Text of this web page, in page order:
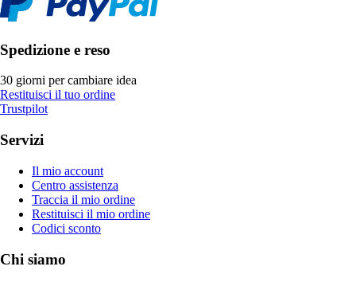
Spedizione e reso
30 giorni per cambiare idea
Restituisci il tuo ordine
Trustpilot
Servizi
Il mio account
Centro assistenza
Traccia il mio ordine
Restituisci il mio ordine
Codici sconto
Chi siamo